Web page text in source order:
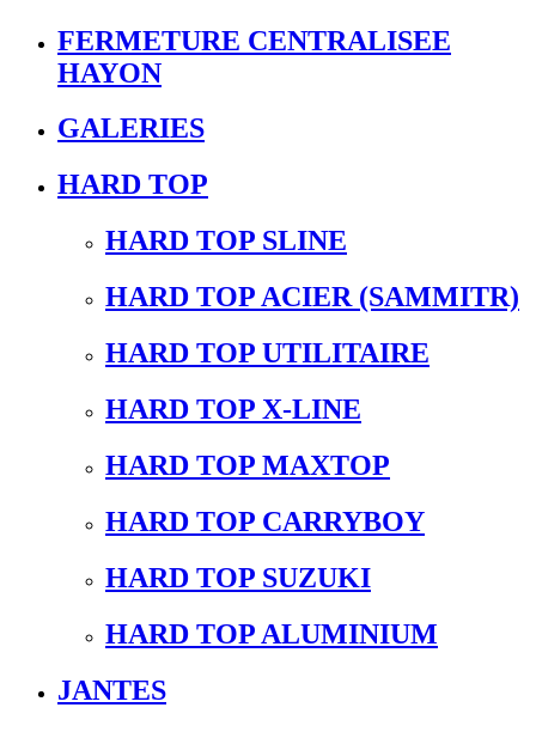
FERMETURE CENTRALISEE
HAYON
GALERIES
HARD TOP
HARD TOP SLINE
HARD TOP ACIER (SAMMITR)
HARD TOP UTILITAIRE
HARD TOP X-LINE
HARD TOP MAXTOP
HARD TOP CARRYBOY
HARD TOP SUZUKI
HARD TOP ALUMINIUM
JANTES